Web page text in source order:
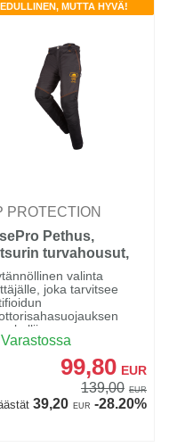
EDULLINEN, MUTTA HYVÄ!
PROTECTION
Pethus,
turvahousut,
1 type Avalinta
joka tarvitsee
kallii...
Varastossa
99,80 EUR
139,00 EUR
39,20 EUR -28.20%